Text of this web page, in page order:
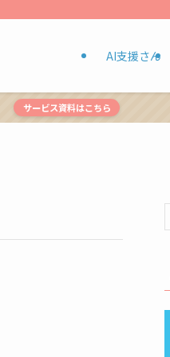
AI支援さん
サービス資料はこちら